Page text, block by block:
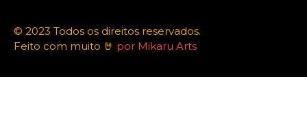
© 2023 Todos os direitos reservados.
Feito com muito 🤘 por Mikaru Arts